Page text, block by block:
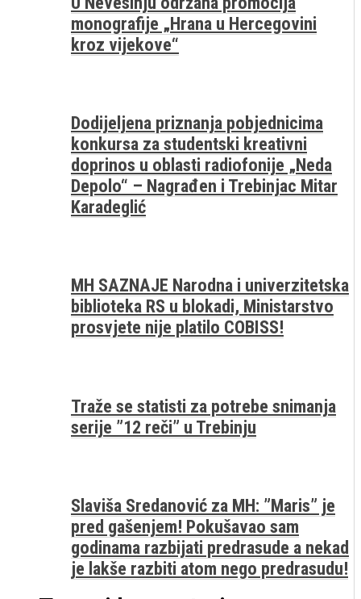
monografije „Hrana u Hercegovini
kroz vijekove“
Dodijeljena priznanja pobjednicima
konkursa za studentski kreativni
doprinos u oblasti radiofonije „Neda
Depolo“ – Nagrađen i Trebinjac Mitar
Karadeglić
MH SAZNAJE Narodna i univerzitetska
biblioteka RS u blokadi, Ministarstvo
prosvjete nije platilo COBISS!
Traže se statisti za potrebe snimanja
serije ”12 reči” u Trebinju
Slaviša Sredanović za MH: ”Maris” je
pred gašenjem! Pokušavao sam
godinama razbijati predrasude a nekad
je lakše razbiti atom nego predrasudu!